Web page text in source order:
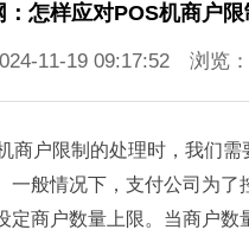
：怎样应对POS机商户限
11-19 09:17:52 浏览：
商户限制的处理时，我们需
一般情况下，支付公司为了
定商户数量上限。当商户数